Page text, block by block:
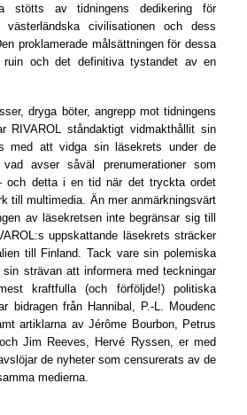
stötts av tidningens dedikering för
civilisationen och dess
proklamerade målsättningen för dessa
ruin och det definitiva tystandet av en
dryga böter, angrepp mot tidningens
RIVAROL ståndaktigt vidmakthållit sin
med att vidga sin läsekrets under de
avser såväl prenumerationer som
och detta i en tid när det tryckta ordet
till multimedia. Än mer anmärkningsvärt
av läsekretsen inte begränsar sig till
uppskattande läsekrets sträcker
till Finland. Tack vare sin polemiska
strävan att informera med teckningar
kraftfulla (och förföljde!) politiska
bidragen från Hannibal, P.-L. Moudenc
artiklarna av Jérôme Bourbon, Petrus
Jim Reeves, Hervé Ryssen, er med
de nyheter som censurerats av de
medierna.